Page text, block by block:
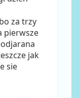
za trzy
pierwsze
jak
sie